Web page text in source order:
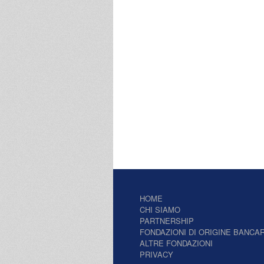
HOME
CHI SIAMO
PARTNERSHIP
FONDAZIONI DI ORIGINE
ALTRE FONDAZIONI
PRIVACY